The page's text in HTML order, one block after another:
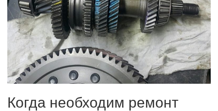
Когда необходим ремонт